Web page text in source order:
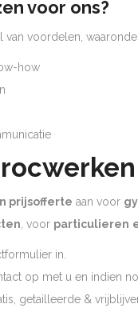
voor ons?
van voordelen,
how
prijsofferte aan voor
, voor particulieren
in.
op met u en indien
getailleerde &